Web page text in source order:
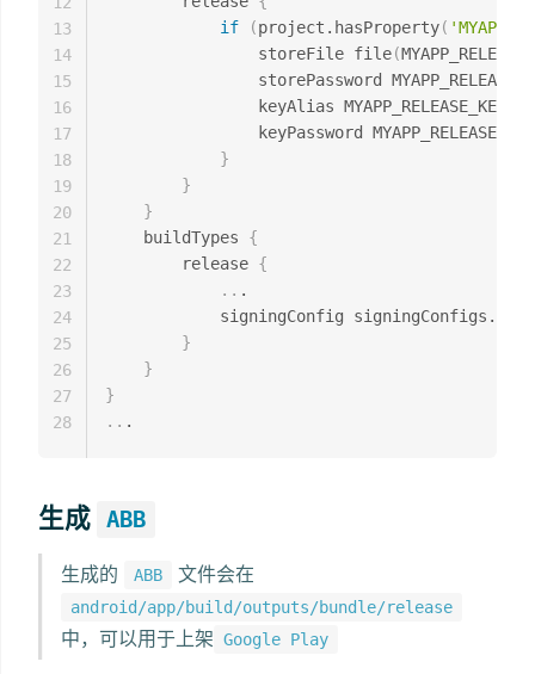
if
(project.hasProperty(
                storeFile file
(
storePassword
keyAlias
keyPassword
}
}
}
    buildTypes
{
        release
{
.. .
signingConfig
}
}
}
..
13
14
15
16
17
18
19
20
21
22
23
24
25
26
27
28
生成 ABB
生成的 ABB 文件会在
android/app/build/outputs/bundle/release
中，可以用于上架 Google Play